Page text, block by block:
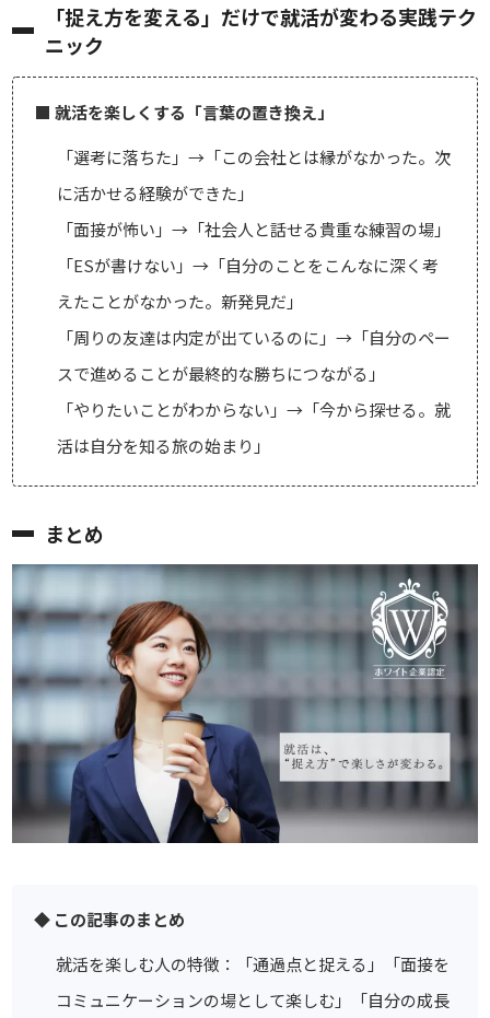
「捉え方を変える」だけで就活が変わる実践テク
ニック
■ 就活を楽しくする「言葉の置き換え」
「選考に落ちた」→「この会社とは縁がなかった。次
に活かせる経験ができた」
「面接が怖い」→「社会人と話せる貴重な練習の場」
「ESが書けない」→「自分のことをこんなに深く考
えたことがなかった。新発見だ」
「周りの友達は内定が出ているのに」→「自分のペー
スで進めることが最終的な勝ちにつながる」
「やりたいことがわからない」→「今から探せる。就
活は自分を知る旅の始まり」
まとめ
◆ この記事のまとめ
就活を楽しむ人の特徴：「通過点と捉える」「面接を
コミュニケーションの場として楽しむ」「自分の成長